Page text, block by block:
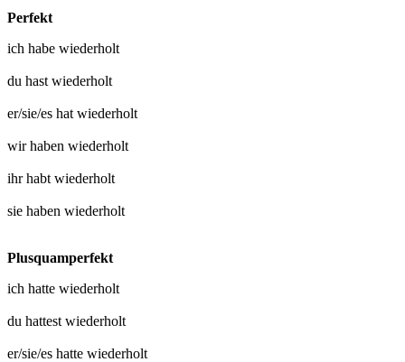
Perfekt
ich habe wiederholt
du hast wiederholt
er/sie/es hat wiederholt
wir haben wiederholt
ihr habt wiederholt
sie haben wiederholt
Plusquamperfekt
ich hatte wiederholt
du hattest wiederholt
er/sie/es hatte wiederholt